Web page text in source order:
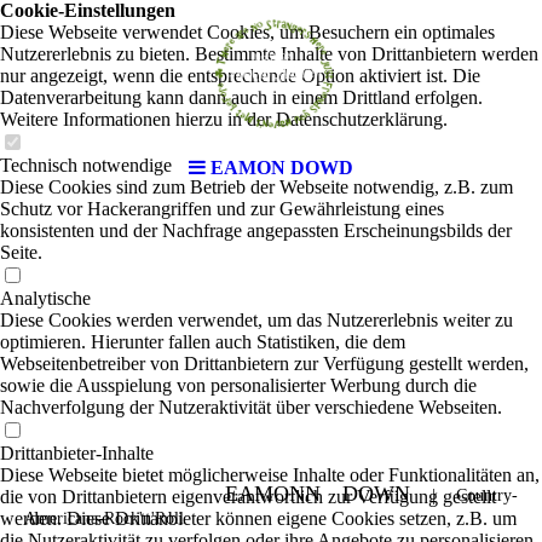
EAMON DOWD
EAMONN DOWN|Country-
Americana-Rock'n'Roll
Cookie-Einstellungen
Diese Webseite verwendet Cookies, um Besuchern ein optimales
Nutzererlebnis zu bieten. Bestimmte Inhalte von Drittanbietern werden
nur angezeigt, wenn die entsprechende Option aktiviert ist. Die
Datenverarbeitung kann dann auch in einem Drittland erfolgen.
Weitere Informationen hierzu in der Datenschutzerklärung.
Technisch notwendige
Diese Cookies sind zum Betrieb der Webseite notwendig, z.B. zum
Schutz vor Hackerangriffen und zur Gewährleistung eines
konsistenten und der Nachfrage angepassten Erscheinungsbilds der
Seite.
Analytische
Diese Cookies werden verwendet, um das Nutzererlebnis weiter zu
optimieren. Hierunter fallen auch Statistiken, die dem
Webseitenbetreiber von Drittanbietern zur Verfügung gestellt werden,
sowie die Ausspielung von personalisierter Werbung durch die
Nachverfolgung der Nutzeraktivität über verschiedene Webseiten.
Drittanbieter-Inhalte
Diese Webseite bietet möglicherweise Inhalte oder Funktionalitäten an,
die von Drittanbietern eigenverantwortlich zur Verfügung gestellt
werden. Diese Drittanbieter können eigene Cookies setzen, z.B. um